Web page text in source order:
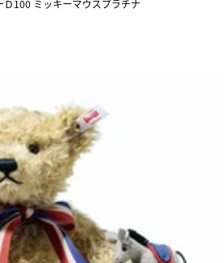
100 ミッキーマウスプラチナ